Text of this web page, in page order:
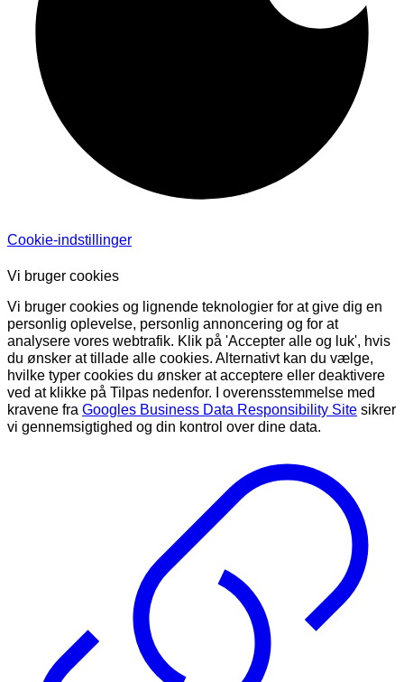
Cookie-indstillinger
Vi bruger cookies
Vi bruger cookies og lignende teknologier for at give dig en
personlig oplevelse, personlig annoncering og for at
analysere vores webtrafik. Klik på 'Accepter alle og luk', hvis
du ønsker at tillade alle cookies. Alternativt kan du vælge,
hvilke typer cookies du ønsker at acceptere eller deaktivere
ved at klikke på Tilpas nedenfor. I overensstemmelse med
kravene fra Googles Business Data Responsibility Site sikrer
vi gennemsigtighed og din kontrol over dine data.